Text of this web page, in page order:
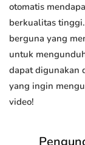
otomatis
berkualitas
berguna yang
untuk
dapat digunakan
yang ingin
video!